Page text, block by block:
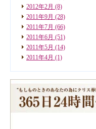
2012年2月 (8)
2011年9月 (28)
2011年7月 (66)
2011年6月 (51)
2011年5月 (14)
2011年4月 (1)